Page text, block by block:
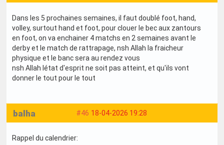
Dans les 5 prochaines semaines, il faut doublé foot, hand,
volley, surtout hand et foot, pour clouer le bec aux zantours
en foot, on va enchainer 4 matchs en 2 semaines avant le
derby et le match de rattrapage, nsh Allah la fraicheur
physique et le banc sera au rendez vous
nsh Allah létat d'esprit ne soit pas atteint, et qu'ils vont
donner le tout pour le tout
#46 18-04-2026 19:28
balha
Rappel du calendrier: